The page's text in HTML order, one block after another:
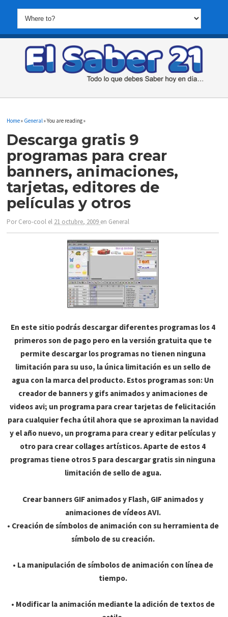
Home» General » You are reading »
Descarga gratis 9
programas para crear
banners, animaciones,
tarjetas, editores de
películas y otros
PorCero-cool el 21 octubre, 2009 en General
En este sitio podrás descargar diferentes programas los 4
primeros son de pago pero en la versión gratuita que te
permite descargar los programas no tienen ninguna
limitación para su uso, la única limitación es un sello de
agua con la marca del producto. Estos programas son: Un
creador de banners y gifs animados y animaciones de
videos avi; un programa para crear tarjetas de felicitación
para cualquier fecha útil ahora que se aproximan la navidad
y el año nuevo, un programa para crear y editar películas y
otro para crear collages artísticos. Aparte de estos 4
programas tiene otros 5 para descargar gratis sin ninguna
limitación de sello de agua.
Crear banners GIF animados y Flash, GIF animados y
animaciones de vídeos AVI.
• Creación de símbolos de animación con su herramienta de
símbolo de su creación.
• La manipulación de símbolos de animación con línea de
tiempo.
• Modificar la animación mediante la adición de textos de